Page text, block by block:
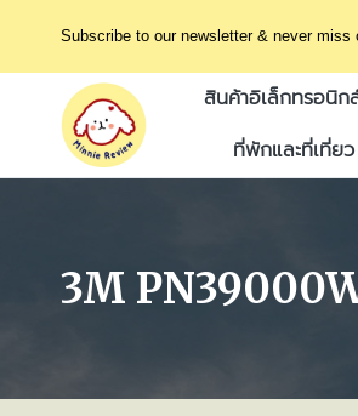
Subscribe to our newsletter & never
สินค้าอิเล็กทรอนิก
ที่พักและที่เที่ยว
3M